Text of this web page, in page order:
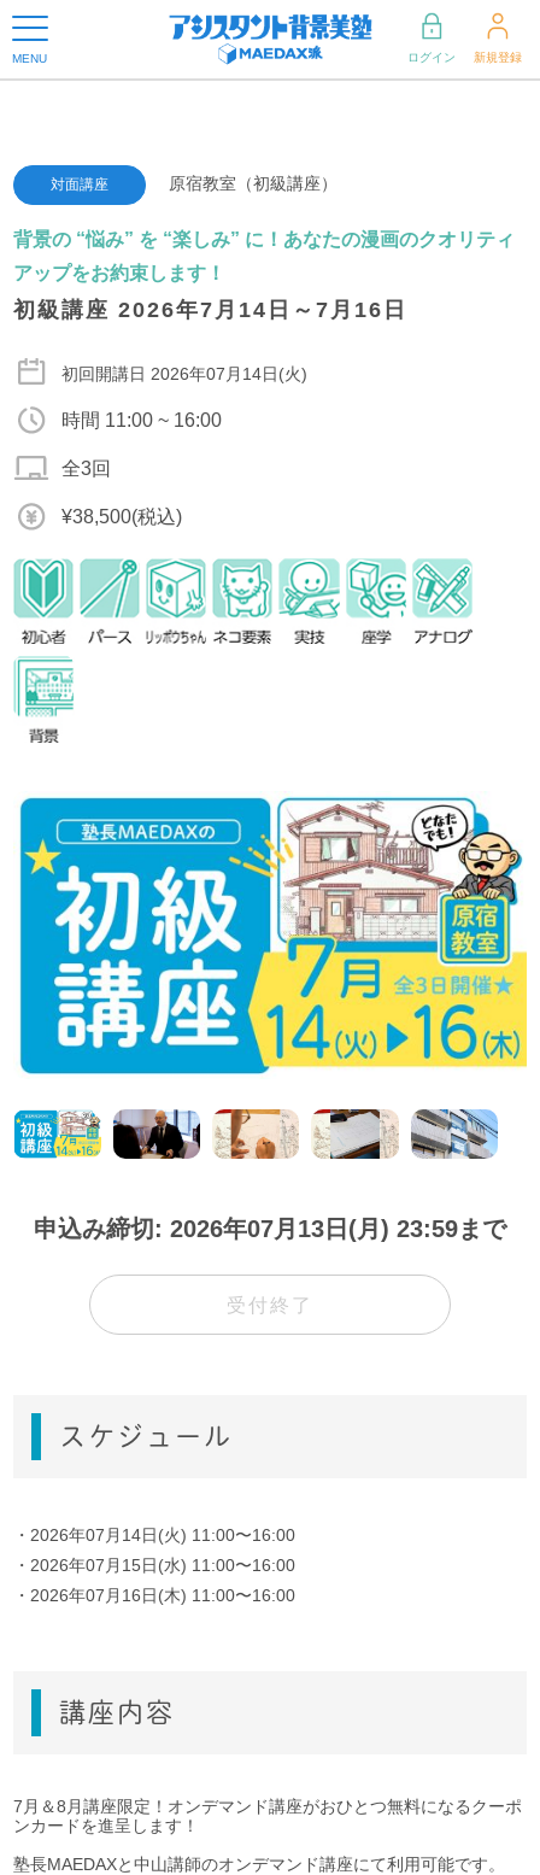
MENU ログイン 新規登録
対面講座 原宿教室（初級講座）
背景の “悩み” を “楽しみ” に！あなたの漫画のクオリティ
アップをお約束します！
初級講座 2026年7月14日～7月16日
初回開講日 2026年07月14日(火)
時間 11:00 ~ 16:00
全3回
¥38,500(税込)
申込み締切: 2026年07月13日(月) 23:59まで
受付終了
スケジュール
・2026年07月14日(火) 11:00〜16:00
・2026年07月15日(水) 11:00〜16:00
・2026年07月16日(木) 11:00〜16:00
講座内容
7月＆8月講座限定！オンデマンド講座がおひとつ無料になるクーポ
ンカードを進呈します！
塾長MAEDAXと中山講師のオンデマンド講座にて利用可能です。